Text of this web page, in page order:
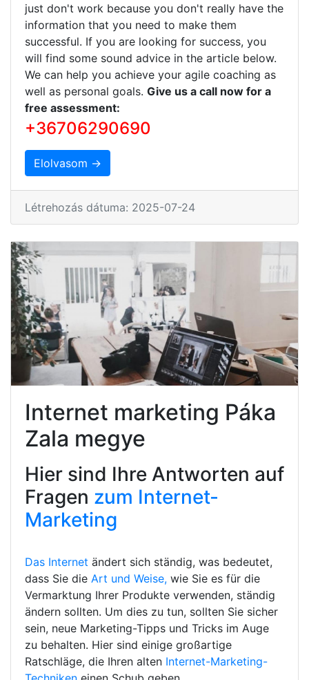
just don't work because you don't really have the
information that you need to make them
successful. If you are looking for success, you
will find some sound advice in the article below.
We can help you achieve your agile coaching as
well as personal goals. Give us a call now for a
free assessment:
+36706290690
Elolvasom →
Létrehozás dátuma: 2025-07-24
Internet marketing Páka
Zala megye
Hier sind Ihre Antworten auf
Fragen zum Internet-
Marketing
Das Internet ändert sich ständig, was bedeutet,
dass Sie die Art und Weise, wie Sie es für die
Vermarktung Ihrer Produkte verwenden, ständig
ändern sollten. Um dies zu tun, sollten Sie sicher
sein, neue Marketing-Tipps und Tricks im Auge
zu behalten. Hier sind einige großartige
Ratschläge, die Ihren alten Internet-Marketing-